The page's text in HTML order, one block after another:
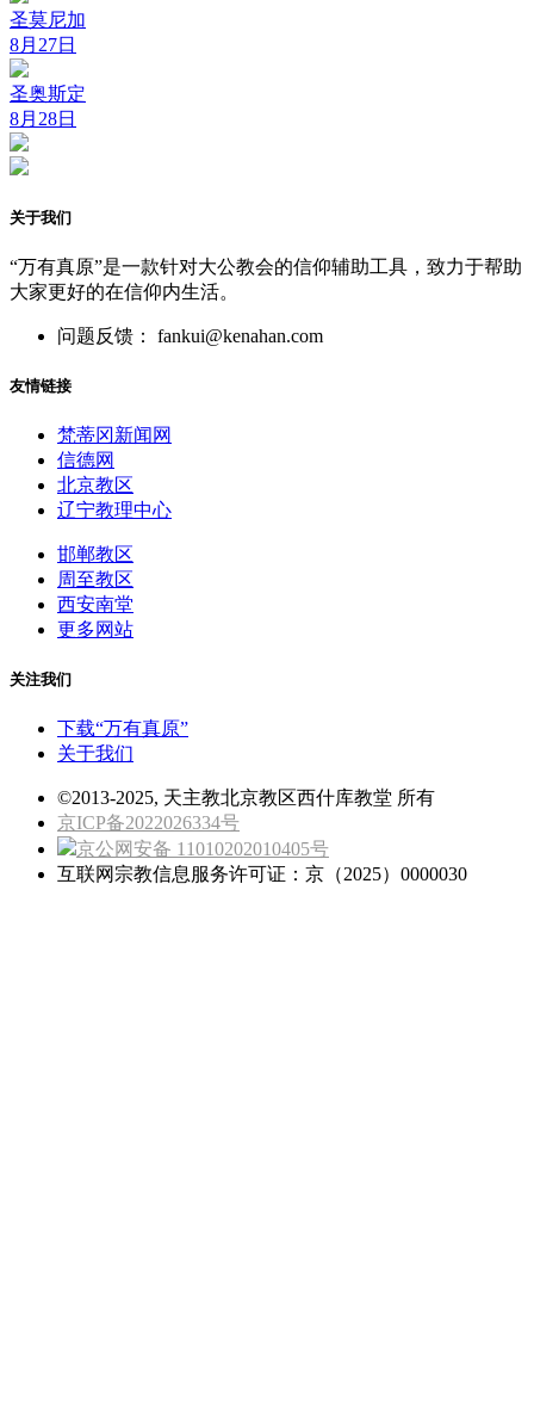
圣莫尼加
8月27日
圣奥斯定
8月28日
关于我们
“万有真原”是一款针对大公教会的信仰辅助工具，致力于帮助
大家更好的在信仰内生活。
问题反馈： fankui@kenahan.com
友情链接
梵蒂冈新闻网
信德网
北京教区
辽宁教理中心
邯郸教区
周至教区
西安南堂
更多网站
关注我们
下载“万有真原”
关于我们
©2013-2025, 天主教北京教区西什库教堂 所有
京ICP备2022026334号
京公网安备 11010202010405号
互联网宗教信息服务许可证：京（2025）0000030